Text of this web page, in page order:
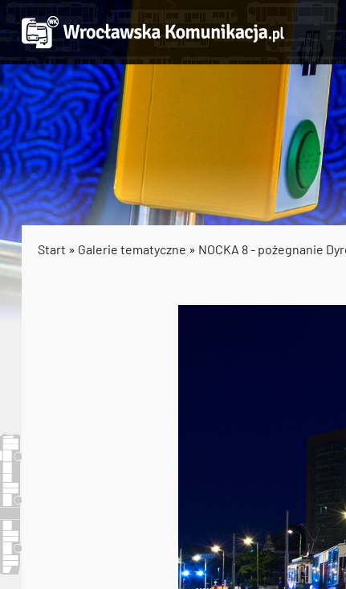
Start » Galerie tematyczne » NOCKA 8 - pożegnanie